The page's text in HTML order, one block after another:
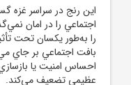
اين رنج در سراسر غزه
اجتماعي را در امان
را به‌طور يکسان تحت
بافت اجتماعي بر جاي
احساس امنيت يا
عظيمي تضعيف مي‌کند.